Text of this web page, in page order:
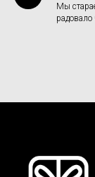
Мы